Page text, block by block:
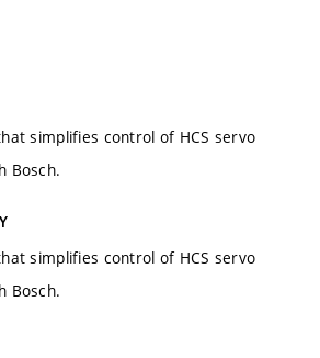
simplifies control of HCS servo
Bosch.
simplifies control of HCS servo
Bosch.